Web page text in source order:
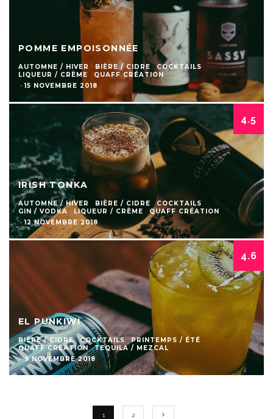
POMME EMPOISONNÉE
AUTOMNE / HIVER BIÈRE / CIDRE
COCKTAILS
LIQUEUR / CRÈME
QUAFF CRÉATION
· 15 NOVEMBRE 2018
4.5
IRISH TONKA
AUTOMNE / HIVER BIÈRE / CIDRE
COCKTAILS
GIN / VODKA
LIQUEUR / CRÈME
QUAFF CRÉATION
· 12 NOVEMBRE 2018
4.6
EL PUNKIWI
BIÈRE / CIDRE COCKTAILS
PRINTEMPS / ÉTÉ
QUAFF CRÉATION
TEQUILA / MEZCAL
· 9 NOVEMBRE 2018
1 2